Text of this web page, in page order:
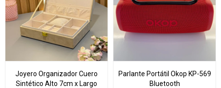
Joyero Organizador Cuero
Sintético Alto 7cm x Largo
Parlante Portátil Okop KP-569
Bluetooth